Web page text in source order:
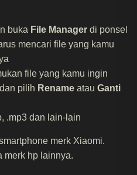
buka File Manager di ponsel
mencari file yang kamu
file yang kamu ingin
pilih Rename atau Ganti
.mp3 dan lain-lain
merk Xiaomi.
merk hp lainnya.